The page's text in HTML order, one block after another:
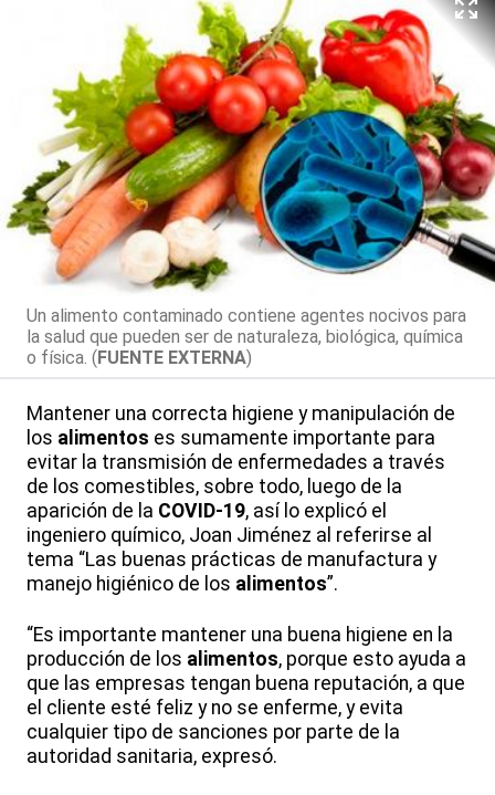
Un alimento contaminado contiene agentes nocivos para
la salud que pueden ser de naturaleza, biológica, química
o física. (FUENTE EXTERNA)
Mantener una correcta higiene y manipulación de
los alimentos es sumamente importante para
evitar la transmisión de enfermedades a través
de los comestibles, sobre todo, luego de la
aparición de la COVID-19, así lo explicó el
ingeniero químico, Joan Jiménez al referirse al
tema “Las buenas prácticas de manufactura y
manejo higiénico de los alimentos”.
“Es importante mantener una buena higiene en la
producción de los alimentos, porque esto ayuda a
que las empresas tengan buena reputación, a que
el cliente esté feliz y no se enferme, y evita
cualquier tipo de sanciones por parte de la
autoridad sanitaria, expresó.